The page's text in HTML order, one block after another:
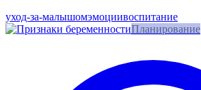
уход-за-малышомэмоциивоспитание
Планирование